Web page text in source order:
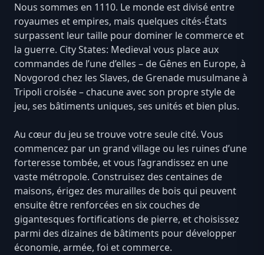
Nous sommes en 1110. Le monde est divisé entre
royaumes et empires, mais quelques cités-États
surpassent leur taille pour dominer le commerce et
la guerre. City States: Medieval vous place aux
commandes de l’une d’elles – de Gênes en Europe, à
Novgorod chez les Slaves, de Grenade musulmane à
Tripoli croisée – chacune avec son propre style de
jeu, ses bâtiments uniques, ses unités et bien plus.
Au cœur du jeu se trouve votre seule cité. Vous
commencez par un grand village ou les ruines d’une
forteresse tombée, et vous l’agrandissez en une
vaste métropole. Construisez des centaines de
maisons, érigez des murailles de bois qui peuvent
ensuite être renforcées en six couches de
gigantesques fortifications de pierre, et choisissez
parmi des dizaines de bâtiments pour développer
économie, armée, foi et commerce.